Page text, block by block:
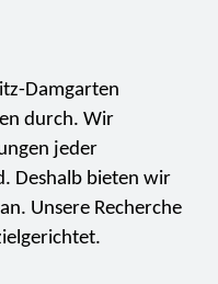
Damgarten
durch. Wir
jeder
Deshalb bieten wir
Unsere Recherche